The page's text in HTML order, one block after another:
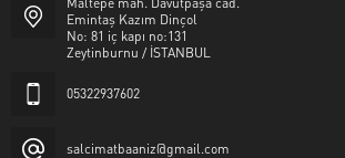
Emintaş Kazım Dinçol
No: 81 iç kapı no:131
Zeytinburnu / İSTANBUL
05322937602
salcimatbaaniz@gmail.com